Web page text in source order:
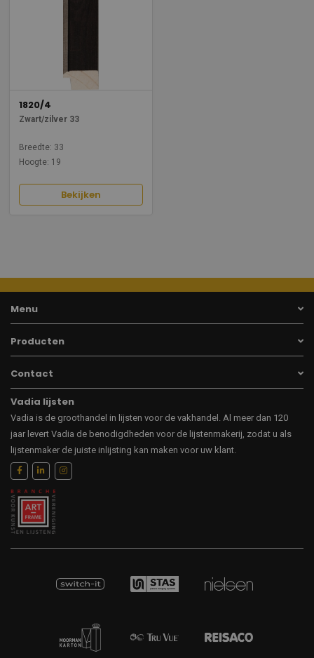
1820/4
Zwart/zilver 33
Breedte: 33
Hoogte: 19
Bekijken
Menu
Producten
Contact
Vadia lijsten
Vadia is de groothandel in lijsten voor de vakhandel. Al meer dan 120
jaar levert Vadia de benodigdheden voor de lijstenmakerij, zodat u als
lijstenmaker de juiste inlijsting kan maken voor uw klant.